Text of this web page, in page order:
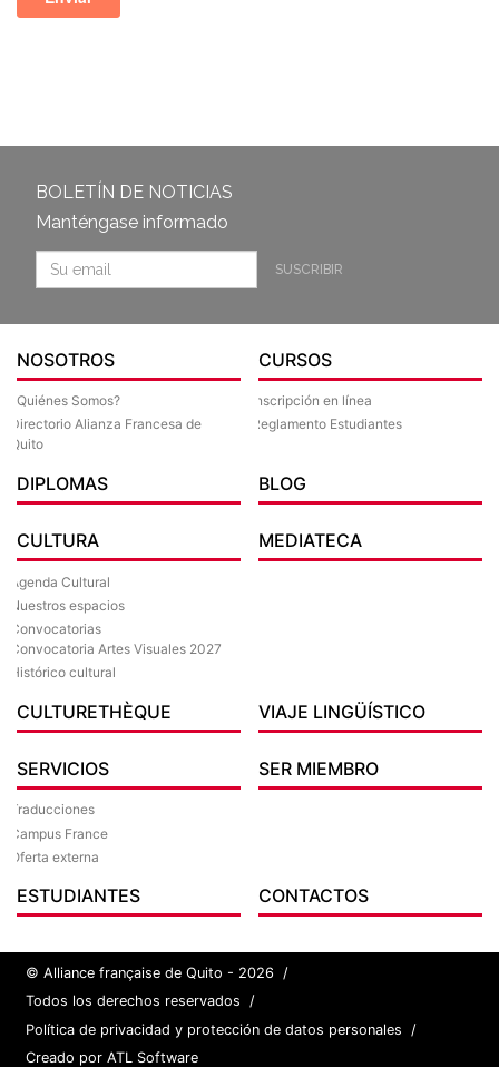
BOLETÍN DE NOTICIAS
Manténgase informado
SUSCRIBIR
NOSOTROS
¿Quiénes Somos?
Directorio Alianza Francesa de
Quito
CURSOS
Inscripción en línea
Reglamento Estudiantes
DIPLOMAS BLOG
CULTURA
Agenda Cultural
Nuestros espacios
Convocatorias
Convocatoria Artes Visuales 2027
Histórico cultural
MEDIATECA
CULTURETHÈQUE VIAJE LINGÜÍSTICO
SERVICIOS
Traducciones
Campus France
Oferta externa
SER MIEMBRO
ESTUDIANTES CONTACTOS
© Alliance française de Quito - 2026 /
Todos los derechos reservados /
Política de privacidad y protección de datos personales
/
Creado por ATL Software